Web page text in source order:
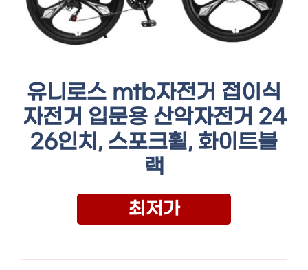
유니로스 mtb자전거 접이식
자전거 입문용 산악자전거 24
26인치, 스포크휠, 화이트블
랙
최저가